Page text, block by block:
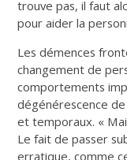
trouve pas, il faut
pour aider la
Les démences
changement de
comportements
dégénérescence
et temporaux. «
Le fait de passer
erratique, comme